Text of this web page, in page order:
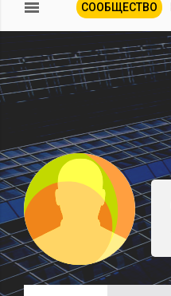
СООБЩЕСТВО